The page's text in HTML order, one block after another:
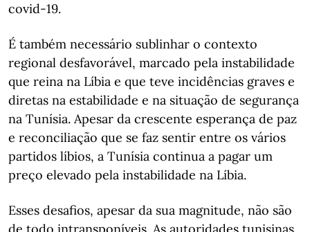
covid-19.
É também necessário sublinhar o contexto
regional desfavorável, marcado pela instabilidade
que reina na Líbia e que teve incidências graves e
diretas na estabilidade e na situação de segurança
na Tunísia. Apesar da crescente esperança de paz
e reconciliação que se faz sentir entre os vários
partidos líbios, a Tunísia continua a pagar um
preço elevado pela instabilidade na Líbia.
Esses desafios, apesar da sua magnitude, não são